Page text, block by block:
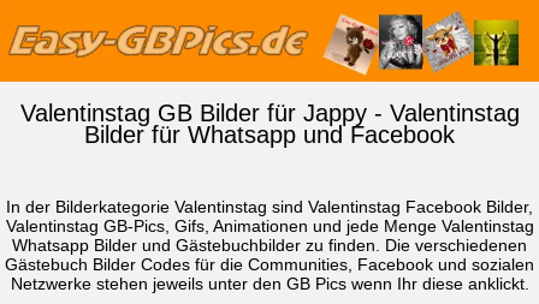
Valentinstag GB Bilder für Jappy - Valentinstag
Bilder für Whatsapp und Facebook
In der Bilderkategorie Valentinstag sind Valentinstag Facebook Bilder,
Valentinstag GB-Pics, Gifs, Animationen und jede Menge Valentinstag
Whatsapp Bilder und Gästebuchbilder zu finden. Die verschiedenen
Gästebuch Bilder Codes für die Communities, Facebook und sozialen
Netzwerke stehen jeweils unter den GB Pics wenn Ihr diese anklickt.